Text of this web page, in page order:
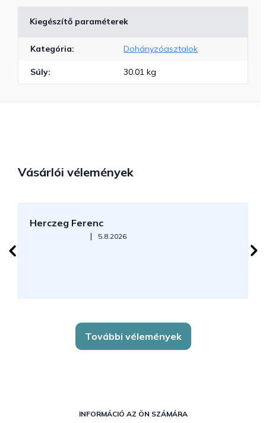
Kiegészítő paraméterek
Kategória: Dohányzóasztalok
Súly: 30.01 kg
Vásárlói vélemények
Herczeg Ferenc
Az áruház értékelése 5-ből 5 csillag.
| 5.8.2026
További vélemények
INFORMÁCIÓ AZ ÖN SZÁMÁRA